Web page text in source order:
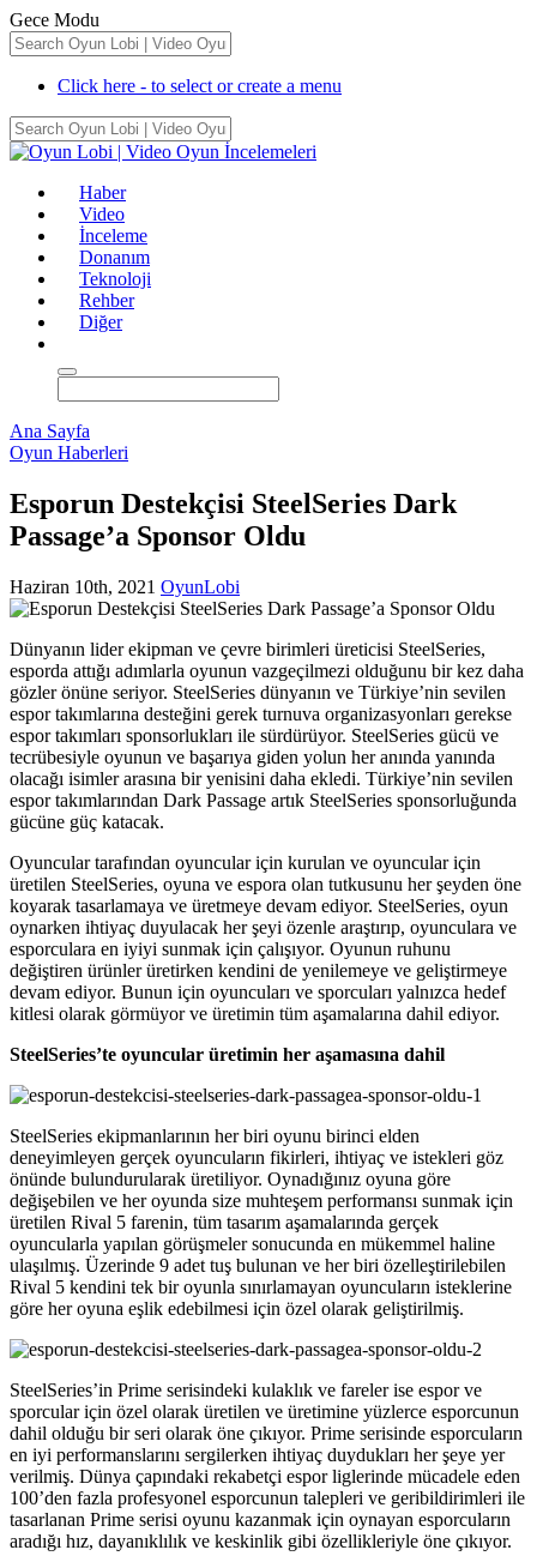
Gece Modu
Click here - to select or create a menu
Haber
Video
İnceleme
Donanım
Teknoloji
Rehber
Diğer
Ana Sayfa
Oyun Haberleri
Esporun Destekçisi SteelSeries Dark
Passage’a Sponsor Oldu
Haziran 10th, 2021 OyunLobi
Dünyanın lider ekipman ve çevre birimleri üreticisi SteelSeries,
esporda attığı adımlarla oyunun vazgeçilmezi olduğunu bir kez daha
gözler önüne seriyor. SteelSeries dünyanın ve Türkiye’nin sevilen
espor takımlarına desteğini gerek turnuva organizasyonları gerekse
espor takımları sponsorlukları ile sürdürüyor. SteelSeries gücü ve
tecrübesiyle oyunun ve başarıya giden yolun her anında yanında
olacağı isimler arasına bir yenisini daha ekledi. Türkiye’nin sevilen
espor takımlarından Dark Passage artık SteelSeries sponsorluğunda
gücüne güç katacak.
Oyuncular tarafından oyuncular için kurulan ve oyuncular için
üretilen SteelSeries, oyuna ve espora olan tutkusunu her şeyden öne
koyarak tasarlamaya ve üretmeye devam ediyor. SteelSeries, oyun
oynarken ihtiyaç duyulacak her şeyi özenle araştırıp, oyunculara ve
esporculara en iyiyi sunmak için çalışıyor. Oyunun ruhunu
değiştiren ürünler üretirken kendini de yenilemeye ve geliştirmeye
devam ediyor. Bunun için oyuncuları ve sporcuları yalnızca hedef
kitlesi olarak görmüyor ve üretimin tüm aşamalarına dahil ediyor.
SteelSeries’te oyuncular üretimin her aşamasına dahil
SteelSeries ekipmanlarının her biri oyunu birinci elden
deneyimleyen gerçek oyuncuların fikirleri, ihtiyaç ve istekleri göz
önünde bulundurularak üretiliyor. Oynadığınız oyuna göre
değişebilen ve her oyunda size muhteşem performansı sunmak için
üretilen Rival 5 farenin, tüm tasarım aşamalarında gerçek
oyuncularla yapılan görüşmeler sonucunda en mükemmel haline
ulaşılmış. Üzerinde 9 adet tuş bulunan ve her biri özelleştirilebilen
Rival 5 kendini tek bir oyunla sınırlamayan oyuncuların isteklerine
göre her oyuna eşlik edebilmesi için özel olarak geliştirilmiş.
SteelSeries’in Prime serisindeki kulaklık ve fareler ise espor ve
sporcular için özel olarak üretilen ve üretimine yüzlerce esporcunun
dahil olduğu bir seri olarak öne çıkıyor. Prime serisinde esporcuların
en iyi performanslarını sergilerken ihtiyaç duydukları her şeye yer
verilmiş. Dünya çapındaki rekabetçi espor liglerinde mücadele eden
100’den fazla profesyonel esporcunun talepleri ve geribildirimleri ile
tasarlanan Prime serisi oyunu kazanmak için oynayan esporcuların
aradığı hız, dayanıklılık ve keskinlik gibi özellikleriyle öne çıkıyor.